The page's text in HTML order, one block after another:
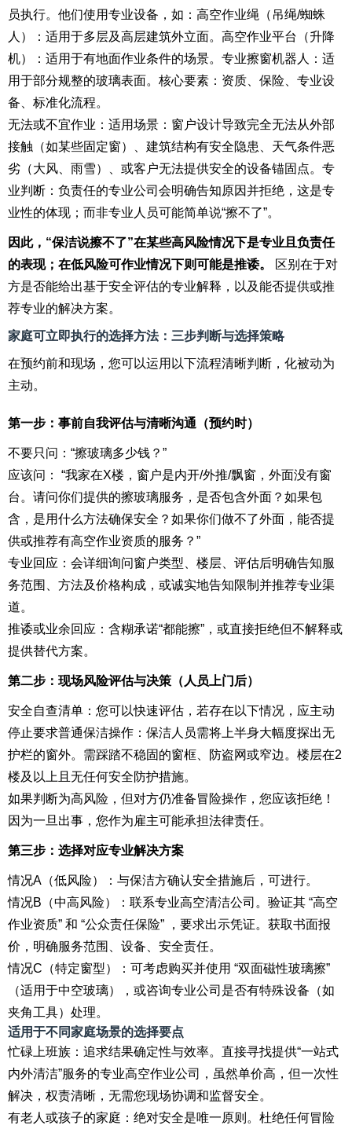
员执行。他们使用专业设备，如：高空作业绳（吊绳/蜘蛛
人）：适用于多层及高层建筑外立面。高空作业平台（升降
机）：适用于有地面作业条件的场景。专业擦窗机器人：适
用于部分规整的玻璃表面。核心要素：资质、保险、专业设
备、标准化流程。
无法或不宜作业：适用场景：窗户设计导致完全无法从外部
接触（如某些固定窗）、建筑结构有安全隐患、天气条件恶
劣（大风、雨雪）、或客户无法提供安全的设备锚固点。专
业判断：负责任的专业公司会明确告知原因并拒绝，这是专
业性的体现；而非专业人员可能简单说“擦不了”。
因此，“保洁说擦不了”在某些高风险情况下是专业且负责任
的表现；在低风险可作业情况下则可能是推诿。
区别在于对
方是否能给出基于安全评估的专业解释，以及能否提供或推
荐专业的解决方案。
家庭可立即执行的选择方法：三步判断与选择策略
在预约前和现场，您可以运用以下流程清晰判断，化被动为
主动。
第一步：事前自我评估与清晰沟通（预约时）
不要只问：“擦玻璃多少钱？”
应该问： “我家在X楼，窗户是内开/外推/飘窗，外面没有窗
台。请问你们提供的擦玻璃服务，是否包含外面？如果包
含，是用什么方法确保安全？如果你们做不了外面，能否提
供或推荐有高空作业资质的服务？”
专业回应：会详细询问窗户类型、楼层、评估后明确告知服
务范围、方法及价格构成，或诚实地告知限制并推荐专业渠
道。
推诿或业余回应：含糊承诺“都能擦”，或直接拒绝但不解释或
提供替代方案。
第二步：现场风险评估与决策（人员上门后）
安全自查清单：您可以快速评估，若存在以下情况，应主动
停止要求普通保洁操作：保洁人员需将上半身大幅度探出无
护栏的窗外。需踩踏不稳固的窗框、防盗网或窄边。楼层在2
楼及以上且无任何安全防护措施。
如果判断为高风险，但对方仍准备冒险操作，您应该拒绝！
因为一旦出事，您作为雇主可能承担法律责任。
第三步：选择对应专业解决方案
情况A（低风险）：与保洁方确认安全措施后，可进行。
情况B（中高风险）：联系专业高空清洁公司。验证其 “高空
作业资质” 和 “公众责任保险” ，要求出示凭证。获取书面报
价，明确服务范围、设备、安全责任。
情况C（特定窗型）：可考虑购买并使用 “双面磁性玻璃擦”
（适用于中空玻璃），或咨询专业公司是否有特殊设备（如
夹角工具）处理。
适用于不同家庭场景的选择要点
忙碌上班族：追求结果确定性与效率。直接寻找提供“一站式
内外清洁”服务的专业高空作业公司，虽然单价高，但一次性
解决，权责清晰，无需您现场协调和监督安全。
有老人或孩子的家庭：绝对安全是唯一原则。杜绝任何冒险